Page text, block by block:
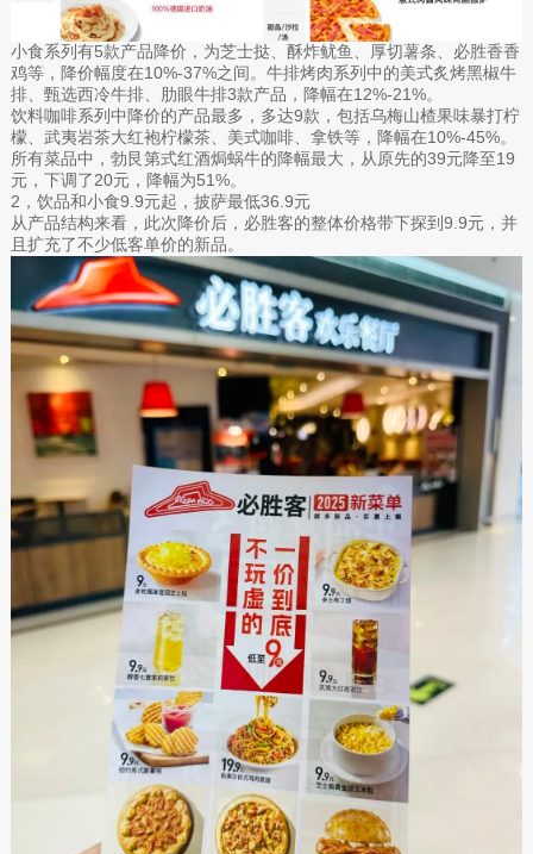
小食系列有5款产品降价，为芝士挞、酥炸鱿鱼、厚切薯条、必胜香香
鸡等，降价幅度在10%-37%之间。牛排烤肉系列中的美式炙烤黑椒牛
排、甄选西冷牛排、肋眼牛排3款产品，降幅在12%-21%。
饮料咖啡系列中降价的产品最多，多达9款，包括乌梅山楂果味暴打柠
檬、武夷岩茶大红袍柠檬茶、美式咖啡、拿铁等，降幅在10%-45%。
所有菜品中，勃艮第式红酒焗蜗牛的降幅最大，从原先的39元降至19
元，下调了20元，降幅为51%。
2，饮品和小食9.9元起，披萨最低36.9元
从产品结构来看，此次降价后，必胜客的整体价格带下探到9.9元，并
且扩充了不少低客单价的新品。